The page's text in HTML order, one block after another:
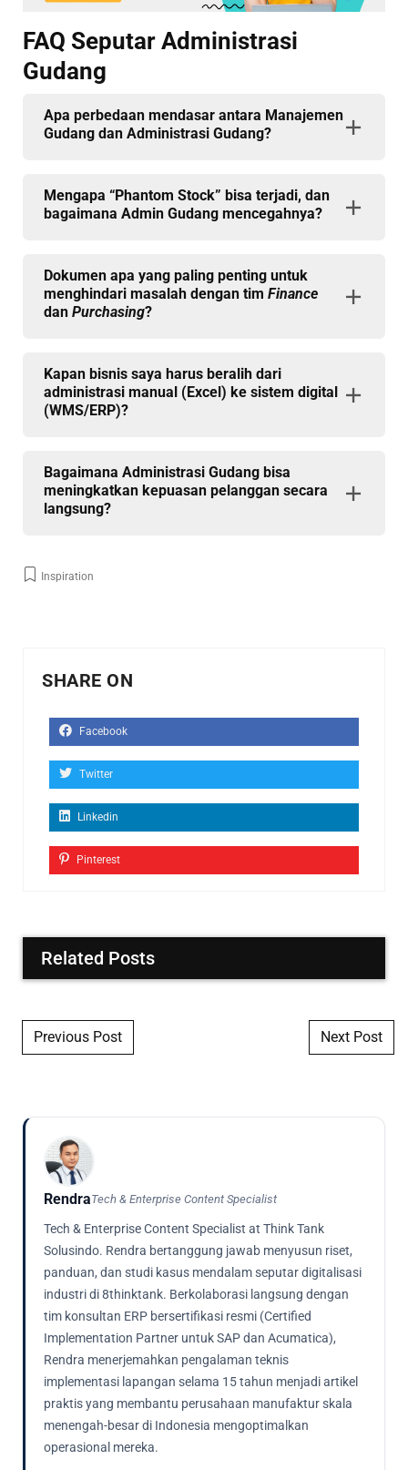
FAQ Seputar Administrasi
Gudang
Apa perbedaan mendasar antara Manajemen
Gudang dan Administrasi Gudang?
Mengapa “Phantom Stock” bisa terjadi, dan
bagaimana Admin Gudang mencegahnya?
Dokumen apa yang paling penting untuk
menghindari masalah dengan tim Finance
dan Purchasing?
Kapan bisnis saya harus beralih dari
administrasi manual (Excel) ke sistem digital
(WMS/ERP)?
Bagaimana Administrasi Gudang bisa
meningkatkan kepuasan pelanggan secara
langsung?
Inspiration
SHARE ON
Facebook
Twitter
Linkedin
Pinterest
Related Posts
Post navigation
Previous Post Next Post
RendraTech & Enterprise Content Specialist
Tech & Enterprise Content Specialist at Think Tank
Solusindo. Rendra bertanggung jawab menyusun riset,
panduan, dan studi kasus mendalam seputar digitalisasi
industri di 8thinktank. Berkolaborasi langsung dengan
tim konsultan ERP bersertifikasi resmi (Certified
Implementation Partner untuk SAP dan Acumatica),
Rendra menerjemahkan pengalaman teknis
implementasi lapangan selama 15 tahun menjadi artikel
praktis yang membantu perusahaan manufaktur skala
menengah-besar di Indonesia mengoptimalkan
operasional mereka.